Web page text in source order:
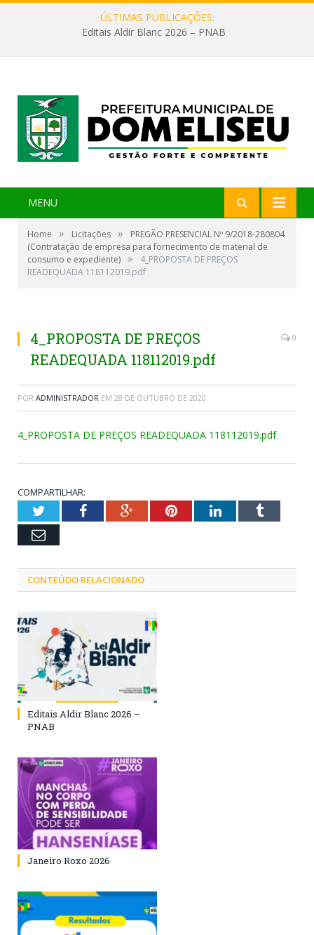
ÚLTIMAS PUBLICAÇÕES:
Editais Aldir Blanc 2026 – PNAB
MENU
Home » Licitações »
PREGÃO PRESENCIAL Nº 9/2018-280804
(Contratação de empresa para fornecimento de material de
consumo e expediente) »
4_PROPOSTA DE PREÇOS
READEQUADA 118112019.pdf
4_PROPOSTA DE PREÇOS
READEQUADA 118112019.pdf
0
POR ADMINISTRADOR EM 28 DE OUTUBRO DE 2020
4_PROPOSTA DE PREÇOS READEQUADA 118112019.pdf
COMPARTILHAR:
TwitterFacebookGoogle+PinterestLinkedInTumblr
Email
CONTEÚDO RELACIONADO
Editais Aldir Blanc 2026 –
PNAB
Janeiro Roxo 2026